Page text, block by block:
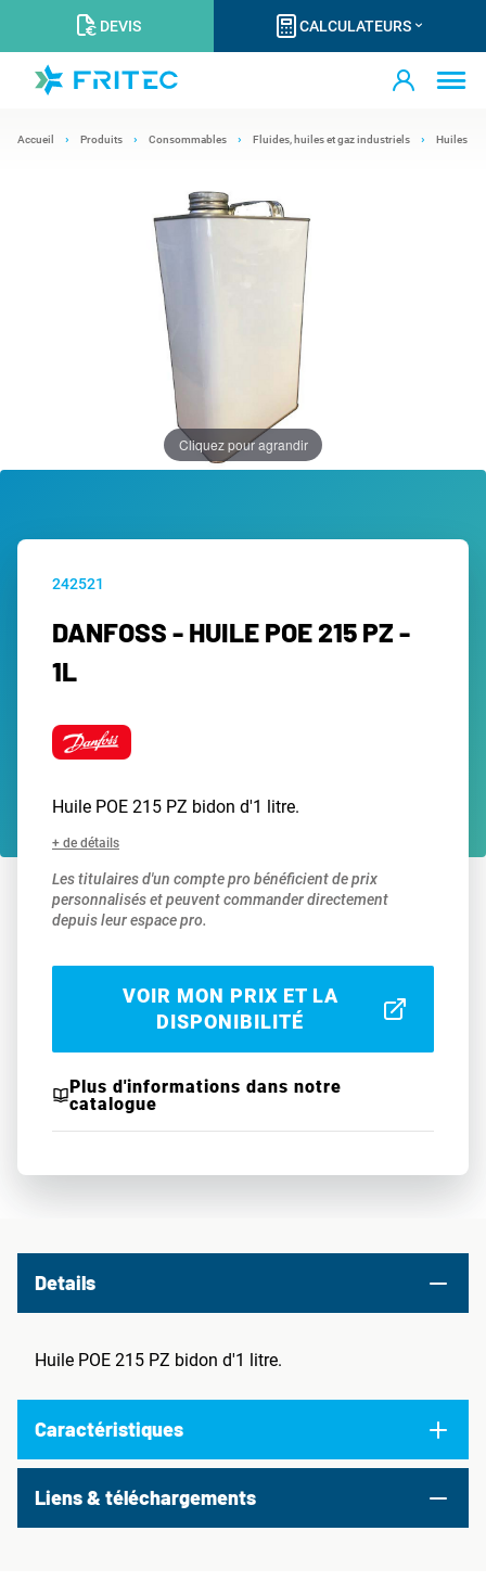
DEVIS CALCULATEURS
Accueil Produits Consommables Fluides, huiles et gaz industriels Huiles
Cliquez pour agrandir
242521
DANFOSS - HUILE POE 215 PZ -
1L
Huile POE 215 PZ bidon d'1 litre.
+ de détails
Les titulaires d'un compte pro bénéficient de prix
personnalisés et peuvent commander directement
depuis leur espace pro.
VOIR MON PRIX ET LA
DISPONIBILITÉ
Plus d'informations dans notre
catalogue
Details
Huile POE 215 PZ bidon d'1 litre.
Caractéristiques
Liens & téléchargements